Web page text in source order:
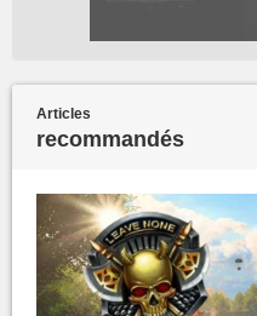
Articles
recommandés